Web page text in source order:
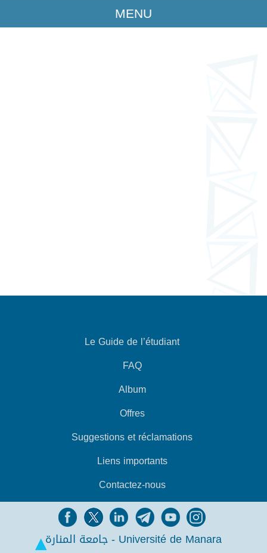
MENU
Le Guide de l’étudiant
FAQ
Album
Offres
Suggestions et réclamations
Liens importants
Contactez-nous
جامعة المنارة - Université de Manara